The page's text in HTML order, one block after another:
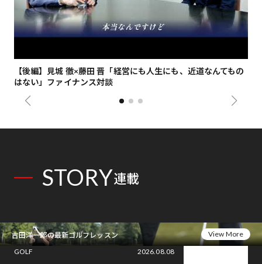
【後編】見城 徹×藤田 晋「経営にも人生にも、近道なんてもの
はない」ファイナンス対談
STORY連載
吉田洋一郎の最新ゴルフレッスン
View More
GOLF
2026.08.08